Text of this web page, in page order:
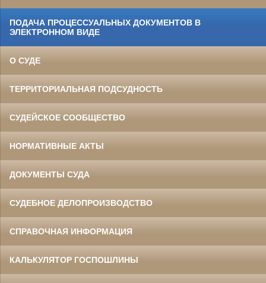
ПОДАЧА ПРОЦЕССУАЛЬНЫХ ДОКУМЕНТОВ В
ЭЛЕКТРОННОМ ВИДЕ
О СУДЕ
ТЕРРИТОРИАЛЬНАЯ ПОДСУДНОСТЬ
СУДЕЙСКОЕ СООБЩЕСТВО
НОРМАТИВНЫЕ АКТЫ
ДОКУМЕНТЫ СУДА
СУДЕБНОЕ ДЕЛОПРОИЗВОДСТВО
СПРАВОЧНАЯ ИНФОРМАЦИЯ
КАЛЬКУЛЯТОР ГОСПОШЛИНЫ